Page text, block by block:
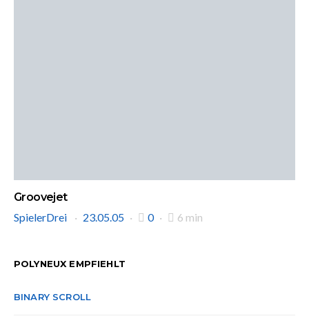
Groovejet
SpielerDrei
23.05.05 0 6 min
POLYNEUX EMPFIEHLT
BINARY SCROLL